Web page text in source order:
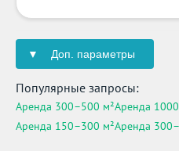
Доп. параметры
Популярные запросы:
Аренда 300–500 м²Аренда
Аренда 150–300 м²Аренда